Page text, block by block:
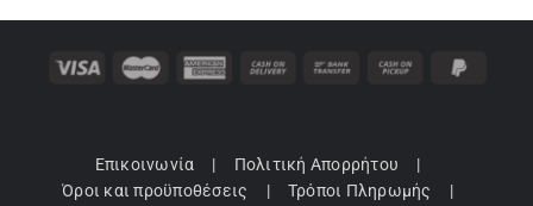
Επικοινωνία
Πολιτική Απορρήτου
Όροι και προϋποθέσεις
Τρόποι Πληρωμής